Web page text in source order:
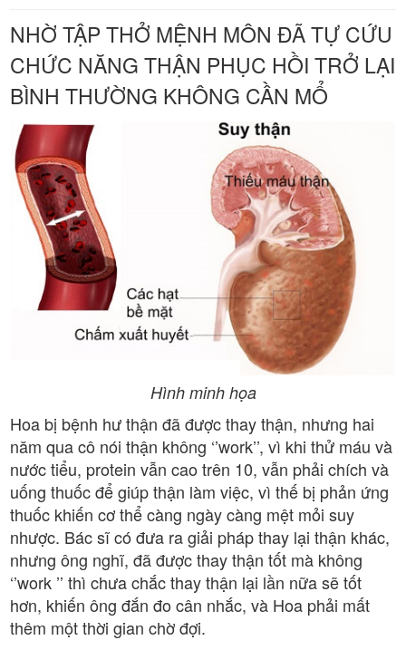
NHỜ TẬP THỞ MỆNH MÔN ĐÃ TỰ CỨU
CHỨC NĂNG THẬN PHỤC HỒI TRỞ LẠI
BÌNH THƯỜNG KHÔNG CẦN MỔ
Hình minh họa
Hoa bị bệnh hư thận đã được thay thận, nhưng hai
năm qua cô nói thận không ‘’work’’, vì khi thử máu và
nước tiểu, protein vẫn cao trên 10, vẫn phải chích và
uống thuốc để giúp thận làm việc, vì thế bị phản ứng
thuốc khiến cơ thể càng ngày càng mệt mỏi suy
nhược. Bác sĩ có đưa ra giải pháp thay lại thận khác,
nhưng ông nghĩ, đã được thay thận tốt mà không
‘’work ’’ thì chưa chắc thay thận lại lần nữa sẽ tốt
hơn, khiến ông đắn đo cân nhắc, và Hoa phải mất
thêm một thời gian chờ đợi.